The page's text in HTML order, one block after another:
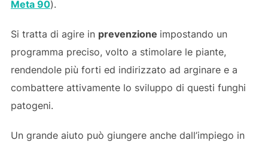
Meta 90).
Si tratta di agire in prevenzione impostando un
programma preciso, volto a stimolare le piante,
rendendole più forti ed indirizzato ad arginare e a
combattere attivamente lo sviluppo di questi funghi
patogeni.
Un grande aiuto può giungere anche dall’impiego in